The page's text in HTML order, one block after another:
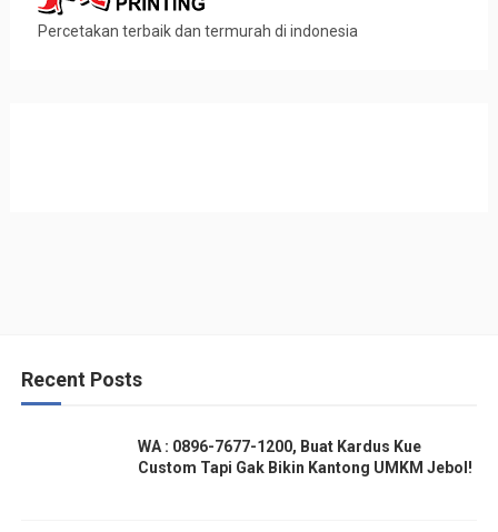
Percetakan terbaik dan termurah di indonesia
Recent Posts
WA : 0896-7677-1200, Buat Kardus Kue
Custom Tapi Gak Bikin Kantong UMKM Jebol!